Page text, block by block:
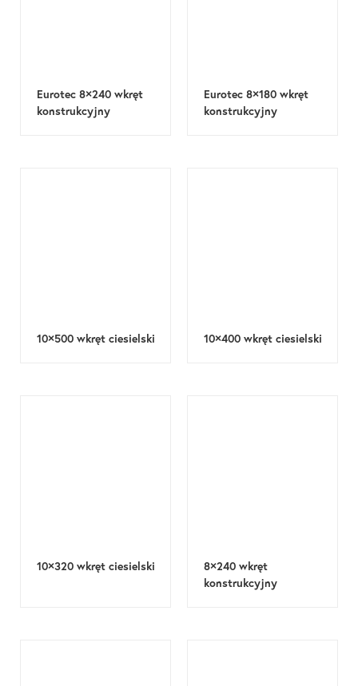
Eurotec 8×240 wkręt
konstrukcyjny
Eurotec 8×180 wkręt
konstrukcyjny
10×500 wkręt ciesielski 10×400 wkręt ciesielski
10×320 wkręt ciesielski
8×240 wkręt
konstrukcyjny